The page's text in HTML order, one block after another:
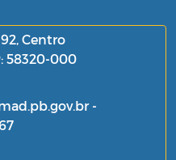
Centro
58320-000
-